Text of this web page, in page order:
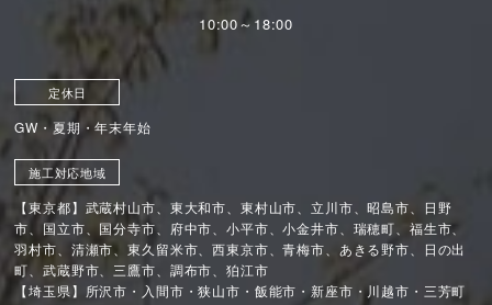
10:00～18:00
定休日
GW・夏期・年末年始
施工対応地域
【東京都】武蔵村山市、東大和市、東村山市、立川市、昭島市、日野
市、国立市、国分寺市、府中市、小平市、小金井市、瑞穂町、福生市、
羽村市、清瀬市、東久留米市、西東京市、青梅市、あきる野市、日の出
町、武蔵野市、三鷹市、調布市、狛江市
【埼玉県】所沢市・入間市・狭山市・飯能市・新座市・川越市・三芳町